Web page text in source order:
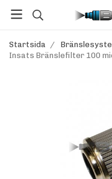
Startsida /
Insats Bränslefilter 100